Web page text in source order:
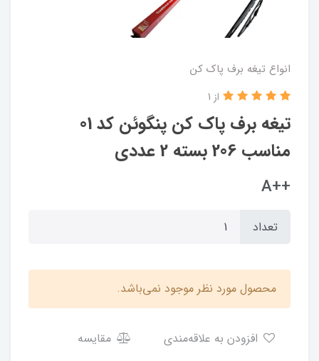
انواع تیغه برف پاک کن
تیغه برف پاک کن پنگوئن کد 01
مناسب 206 بسته 2 عددی
از 1
++A
تعداد
محصول مورد نظر موجود نمی‌باشد.
مقایسه